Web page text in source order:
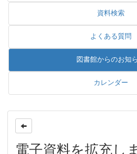
資料検索
よくある質問
図書館からのお知
カレンダー
電子資料を拡充し